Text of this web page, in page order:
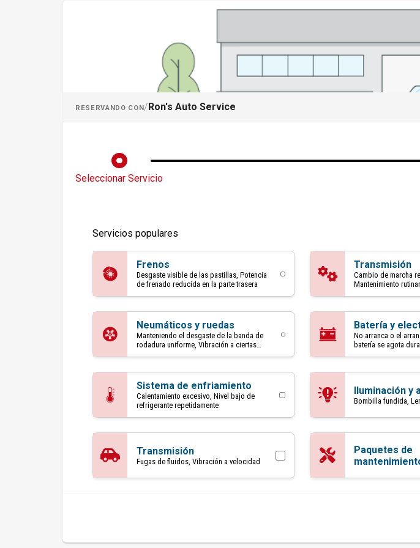
Programar una cita con
RESERVANDO CON/Ron's Auto Service
Seleccionar Servicio
Servicios populares
Frenos
Desgaste visible de las pastillas, Potencia
de frenado reducida en la parte trasera
Transmisión
Cambio de marcha
Mantenimiento
Neumáticos y ruedas
Manteniendo el desgaste de la banda de
rodadura uniforme, Vibración a ciertas
Batería y
No arranca o el
batería se agota
Sistema de enfriamiento
Calentamiento excesivo, Nivel bajo de
refrigerante repetidamente
Iluminación y
Bombilla fundida,
Transmisión
Fugas de fluidos, Vibración a velocidad
Paquetes de